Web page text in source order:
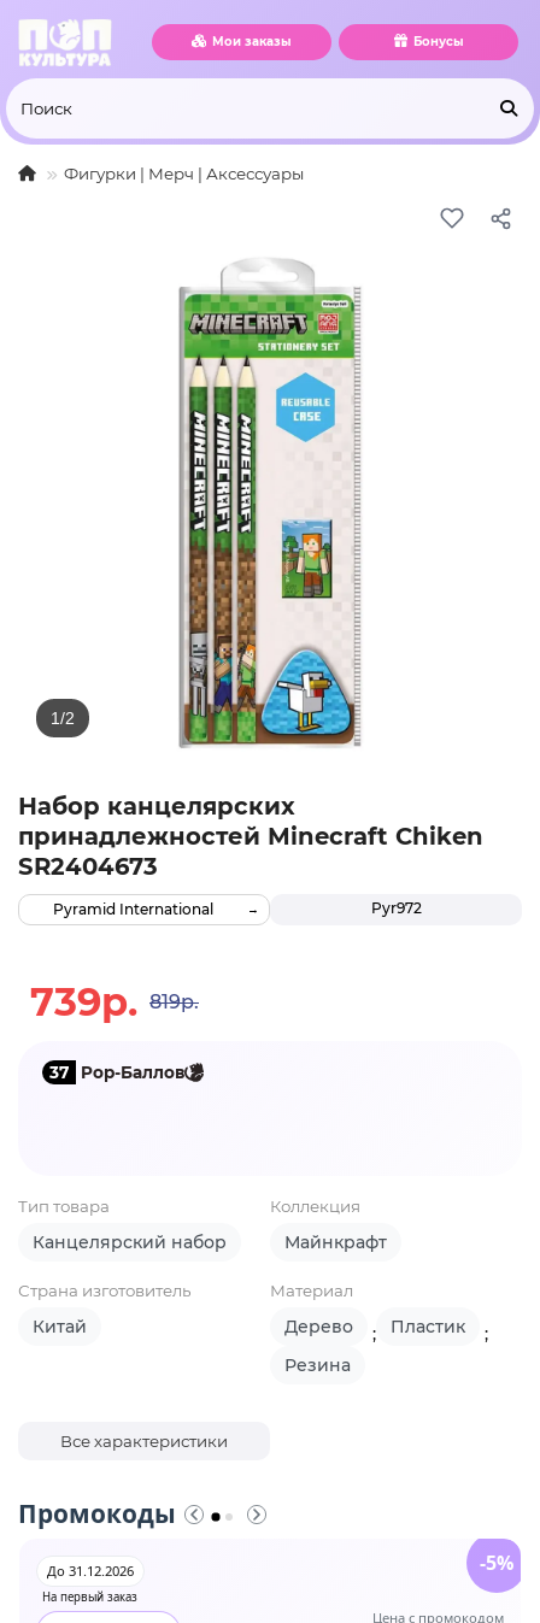
Мои заказы Бонусы
Фигурки | Мерч | Аксессуары
Набор канцелярских
принадлежностей Minecraft Chiken
SR2404673
Pyr972
Pyramid International
739р. 819р.
37 Pop-Баллов
Тип товара
Канцелярский набор
Коллекция
Майнкрафт
Страна изготовитель
Китай
Материал
Дерево ; Пластик
;
Резина
Все характеристики
Промокоды
На первый заказ
До 31.12.2026
Цена с промокодом
-5%